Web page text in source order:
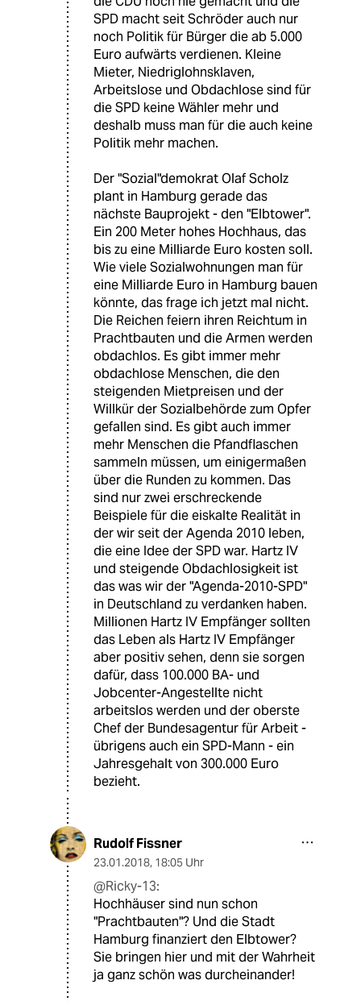
SPD macht seit Schröder auch nur
noch Politik für Bürger die ab 5.000
Euro aufwärts verdienen. Kleine
Mieter, Niedriglohnsklaven,
Arbeitslose und Obdachlose sind für
die SPD keine Wähler mehr und
deshalb muss man für die auch keine
Politik mehr machen.
Der "Sozial"demokrat Olaf Scholz
plant in Hamburg gerade das
nächste Bauprojekt - den "Elbtower".
Ein 200 Meter hohes Hochhaus, das
bis zu eine Milliarde Euro kosten soll.
Wie viele Sozialwohnungen man für
eine Milliarde Euro in Hamburg bauen
könnte, das frage ich jetzt mal nicht.
Die Reichen feiern ihren Reichtum in
Prachtbauten und die Armen werden
obdachlos. Es gibt immer mehr
obdachlose Menschen, die den
steigenden Mietpreisen und der
Willkür der Sozialbehörde zum Opfer
gefallen sind. Es gibt auch immer
mehr Menschen die Pfandflaschen
sammeln müssen, um einigermaßen
über die Runden zu kommen. Das
sind nur zwei erschreckende
Beispiele für die eiskalte Realität in
der wir seit der Agenda 2010 leben,
die eine Idee der SPD war. Hartz IV
und steigende Obdachlosigkeit ist
das was wir der "Agenda-2010-SPD"
in Deutschland zu verdanken haben.
Millionen Hartz IV Empfänger sollten
das Leben als Hartz IV Empfänger
aber positiv sehen, denn sie sorgen
dafür, dass 100.000 BA- und
Jobcenter-Angestellte nicht
arbeitslos werden und der oberste
Chef der Bundesagentur für Arbeit -
übrigens auch ein SPD-Mann - ein
Jahresgehalt von 300.000 Euro
bezieht.
Rudolf Fissner
23.01.2018, 18:05 Uhr
@Ricky-13:
Hochhäuser sind nun schon
"Prachtbauten"? Und die Stadt
Hamburg finanziert den Elbtower?
Sie bringen hier und mit der Wahrheit
ja ganz schön was durcheinander!